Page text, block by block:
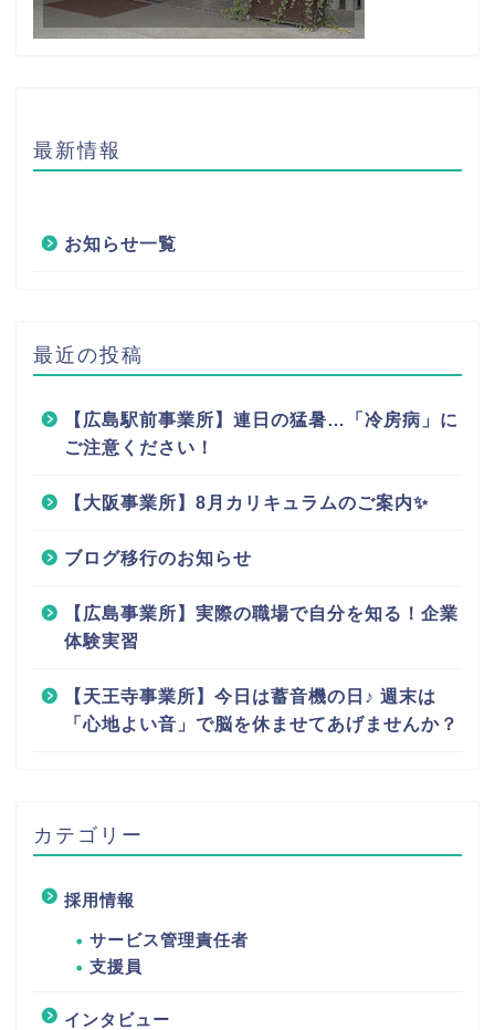
最新情報
お知らせ一覧
最近の投稿
【広島駅前事業所】連日の猛暑…「冷房病」に
ご注意ください！
【大阪事業所】8月カリキュラムのご案内✨
ブログ移行のお知らせ
【広島事業所】実際の職場で自分を知る！企業
体験実習
【天王寺事業所】今日は蓄音機の日♪ 週末は
「心地よい音」で脳を休ませてあげませんか？
カテゴリー
採用情報
サービス管理責任者
支援員
インタビュー